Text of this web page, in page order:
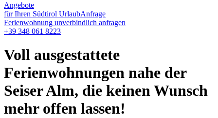
Angebote
für Ihren Südtirol UrlaubAnfrage
Ferienwohnung unverbindlich anfragen
+39 348 061 8223
Voll ausgestattete
Ferienwohnungen nahe der
Seiser Alm, die keinen Wunsch
mehr offen lassen!